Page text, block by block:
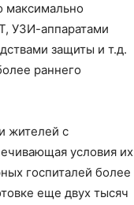
максимально
УЗИ-аппаратами
защиты и т.д.
раннего
жителей с
условия их
госпиталей более
еще двух тысяч